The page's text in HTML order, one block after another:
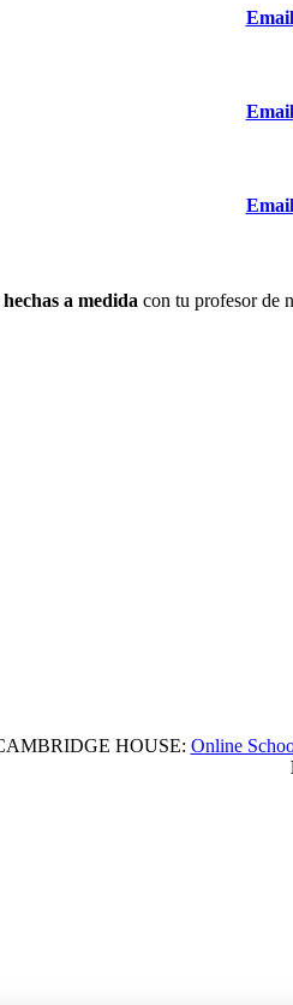
Email
Email
Email
a medida con tu profesor de
HOUSE: Online